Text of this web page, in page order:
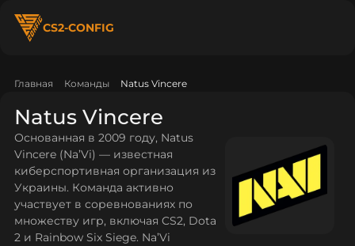
CS2-CONFIG
Главная Команды Natus Vincere
Natus Vincere
Основанная в 2009 году, Natus
Vincere (Na’Vi) — известная
киберспортивная организация из
Украины. Команда активно
участвует в соревнованиях по
множеству игр, включая CS2, Dota
2 и Rainbow Six Siege. Na’Vi